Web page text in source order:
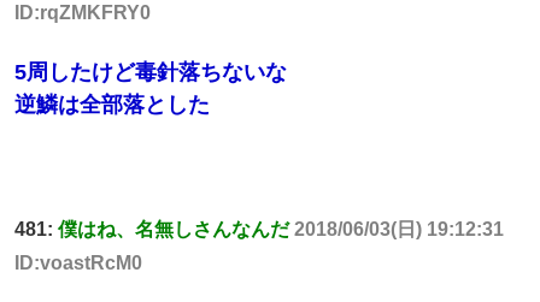
ID:rqZMKFRY0
5周したけど毒針落ちないな
逆鱗は全部落とした
481: 僕はね、名無しさんなんだ 2018/06/03(日) 19:12:31
ID:voastRcM0